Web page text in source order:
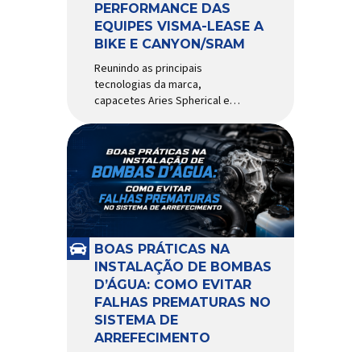
PERFORMANCE DAS
EQUIPES VISMA-LEASE A
BIKE E CANYON/SRAM
Reunindo as principais
tecnologias da marca,
capacetes Aries Spherical e
ao país com a pintura oficial
utilizada por equipes do World
Tour Patrocinadora de algumas
das principais equipes de
ciclismo do mundo, a Giro é
uma das marcas de capacetes
e acessórios para ciclismo
mais reconhecida no Brasil.
Importada e distribuída […]
BOAS PRÁTICAS NA
INSTALAÇÃO DE BOMBAS
D’ÁGUA: COMO EVITAR
FALHAS PREMATURAS NO
SISTEMA DE
ARREFECIMENTO